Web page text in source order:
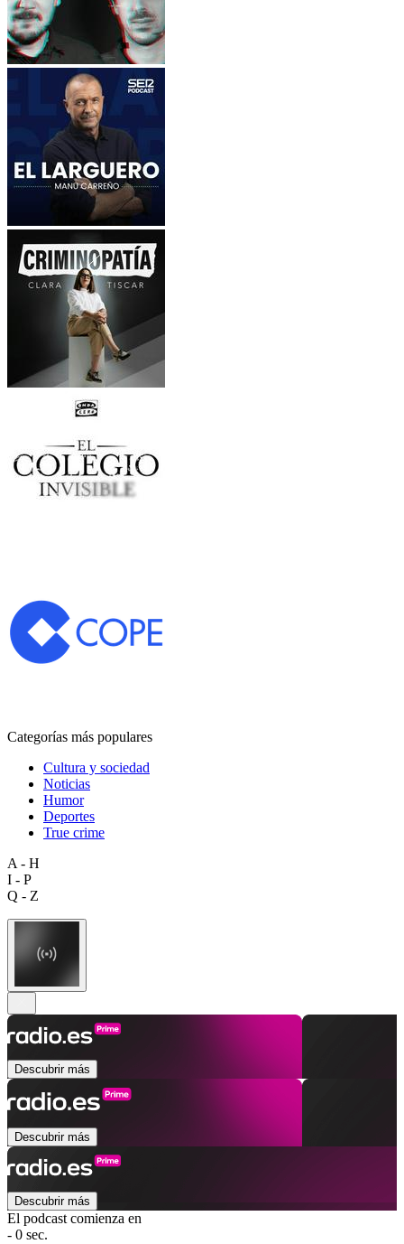
Categorías más populares
Cultura y sociedad
Noticias
Humor
Deportes
True crime
A - H
I - P
Q - Z
Descubrir más
Descubrir más
Descubrir más
El podcast comienza en
- 0 sec.